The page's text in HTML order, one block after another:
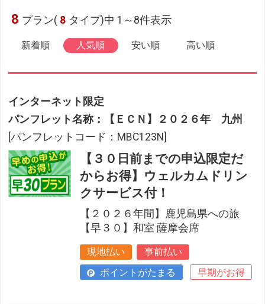
8 プラン( 8 タイプ)中 1～8件表示
新着順 人気順 安い順 高い順
インターネット限定
パンフレット名称：【ＥＣＮ】２０２６年 九州
[パンフレットコード：MBC123N]
【３０日前までの申込限定だ
からお得】ウェルカムドリン
クサービス付！
【２０２６年間】鹿児島県への旅
【早３０】和室 薩摩会席
現地払い
事前払い
ポイントがたまる
早期がお得